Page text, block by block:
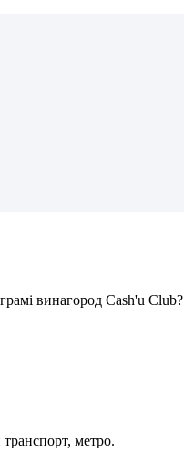
грамі винагород Cash'u Club?
транспорт, метро.